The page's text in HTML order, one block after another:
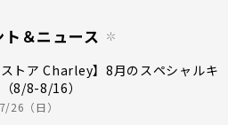
ト＆ニュース
ストア Charley】8月のスペシャルキ
8/8-8/16）
26（日）